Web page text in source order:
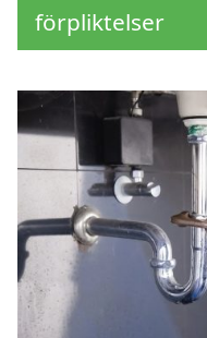
förpliktelser